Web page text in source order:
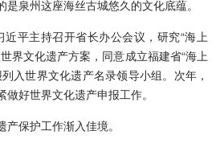
泉州这座海丝古城悠久的文化底蕴。
平主持召开省长办公会议，研究“海上
界文化遗产方案，同意成立福建省“海上
入世界文化遗产名录领导小组。次年，
好世界文化遗产申报工作。
保护工作渐入佳境。